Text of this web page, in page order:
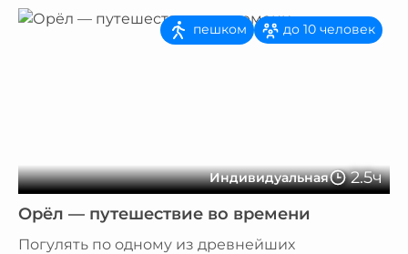
Индивидуальная 2.5ч
пешком до 10 человек
Орёл — путешествие во времени
Погулять по одному из древнейших